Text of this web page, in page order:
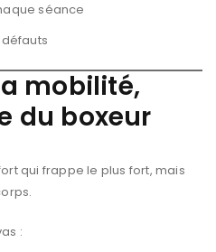
séance
mobilité,
du boxeur
qui frappe le plus fort, mais
: